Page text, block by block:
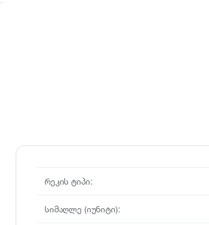
რეკის ტიპი:
სიმაღლე (იუნიტი):